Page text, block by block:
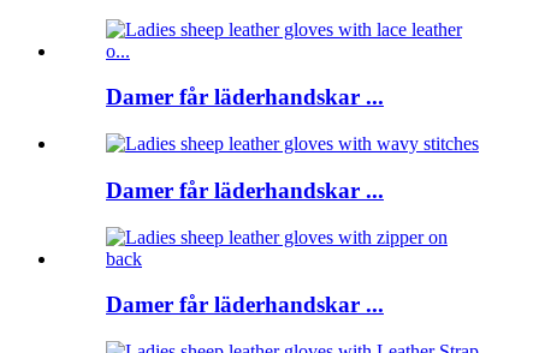
Damer får läderhandskar ...
Damer får läderhandskar ...
Damer får läderhandskar ...